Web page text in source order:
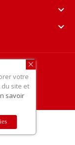
keyboard_arrow_down
keyboard_arrow_down
votre
site et
savoir